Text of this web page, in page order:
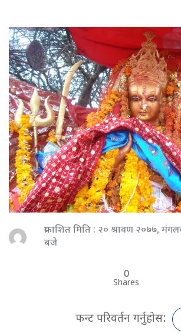
प्रकाशित मिति : २० श्रावण २०७७,
बजे
0
Shares
फन्ट परिवर्तन गर्नुहोस: